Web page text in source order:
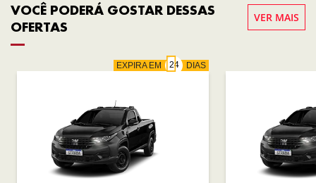
VOCÊ PODERÁ GOSTAR DESSAS
OFERTAS
VER MAIS
EXPIRA EM DIAS